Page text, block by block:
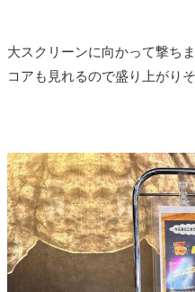
大スクリーンに向かって撃ち
コアも見れるので盛り上がり